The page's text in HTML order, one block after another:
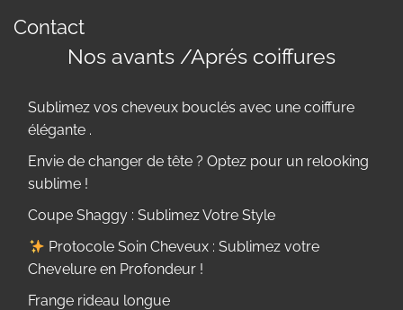
Contact
Nos avants /Aprés coiffures
Sublimez vos cheveux bouclés avec une coiffure
élégante .
Envie de changer de tête ? Optez pour un relooking
sublime !
Coupe Shaggy : Sublimez Votre Style
Protocole Soin Cheveux : Sublimez votre
Chevelure en Profondeur !
Frange rideau longue